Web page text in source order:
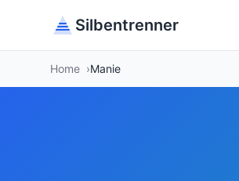
Silbentrenner
Home Manie